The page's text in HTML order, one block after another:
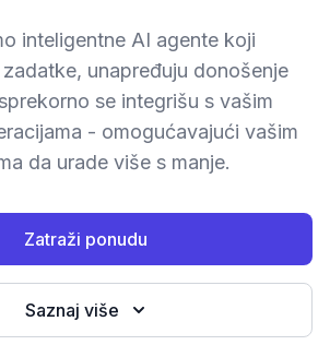
inteligentne AI agente koji
unapređuju donošenje
se integrišu s vašim
- omogućavajući vašim
da urade više s manje.
Zatraži ponudu
Saznaj više